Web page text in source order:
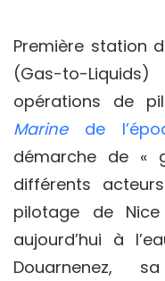
Première station
(Gas-to-
opérations de
Marinede
démarche de «
différents
pilotage de
aujourd’hui à
Douarnenez,